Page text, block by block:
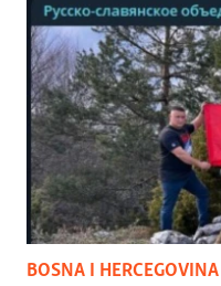
BOSNA I HERCEGOVINA